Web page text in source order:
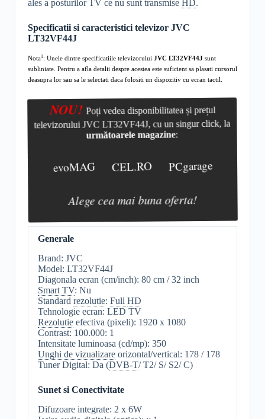
ales a posturilor TV ce nu sunt transmise HD.
Specificatii si caracteristici televizor JVC
LT32VF44J
Nota1: Unele dintre specificatiile televizorului JVC LT32VF44J sunt
subliniate. Pentru a afla detalii despre acestea este suficient sa plasati cursorul
deasupra lor sau sa le selectati daca folositi un dispozitiv cu ecran tactil.
NOU! Poți vedea disponibilitatea și prețul
televizorului JVC LT32VF44J, cu un singur click, la
următoarele magazine:
evoMAG CEL.RO PCgarage
Alege cea mai buna oferta!
Generale
Brand: JVC
Model: LT32VF44J
Diagonala ecran (cm/inch): 80 cm / 32 inch
Smart TV: Nu
Standard rezolutie: Full HD
Tehnologie ecran: LED TV
Rezolutieefectiva (pixeli): 1920 x 1080
Contrast: 100.000: 1
Intensitate luminoasa (cd/mp): 350
Unghi de vizualizareorizontal/vertical: 178 / 178
Tuner Digital: Da (DVB-T/ T2/ S/ S2/ C)
Sunet si Conectivitate
Difuzoare integrate: 2 x 6W